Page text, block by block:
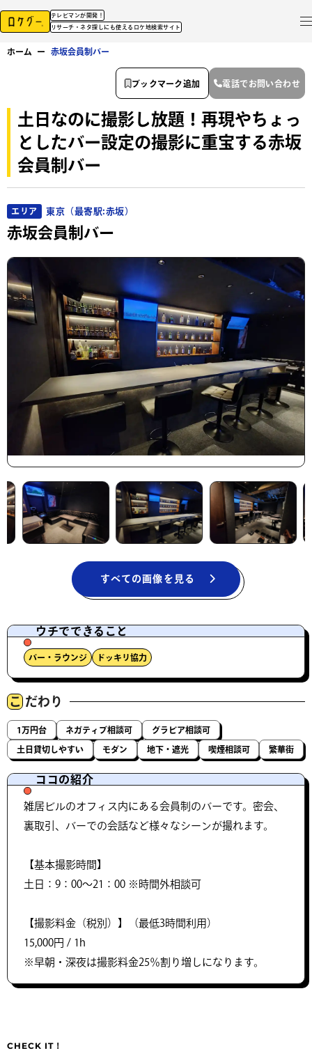
テレビマンが開発！
リサーチ・ネタ探しにも使えるロケ地検索サイト
ホーム ー 赤坂会員制バー
土日なのに撮影し放題！再現やちょっ
としたバー設定の撮影に重宝する赤坂
会員制バー
エリア 東京（最寄駅:赤坂）
赤坂会員制バー
すべての画像を見る
ウチでできること
バー・ラウンジ ドッキリ協力
こ だわり
1万円台 ネガティブ相談可 グラビア相談可
土日貸切しやすい モダン 地下・遮光 喫煙相談可 繁華街
ココの紹介
雑居ビルのオフィス内にある会員制のバーです。密会、
裏取引、バーでの会話など様々なシーンが撮れます。
【基本撮影時間】
土日：9：00〜21：00 ※時間外相談可
【撮影料金（税別）】（最低3時間利用）
15,000円 / 1h
※早朝・深夜は撮影料金25％割り増しになります。
ブックマーク追加 電話でお問い合わせ